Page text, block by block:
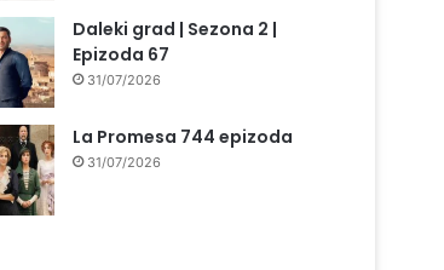
Daleki grad | Sezona 2 |
Epizoda 67
31/07/2026
La Promesa 744 epizoda
31/07/2026